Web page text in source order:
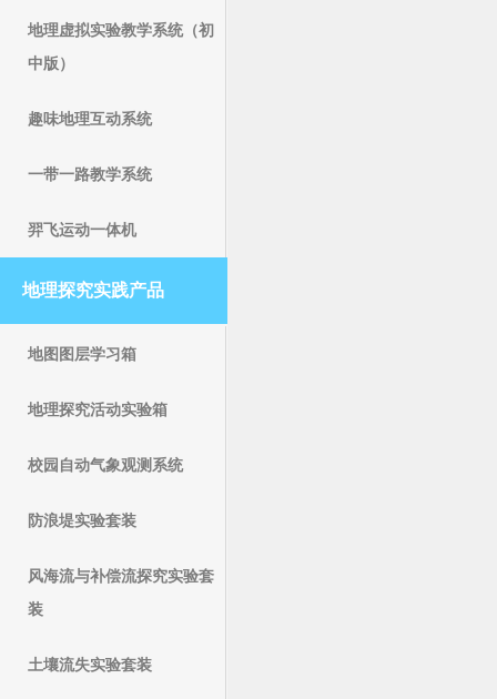
地理虚拟实验教学系统（初
中版）
趣味地理互动系统
一带一路教学系统
羿飞运动一体机
地理探究实践产品
地图图层学习箱
地理探究活动实验箱
校园自动气象观测系统
防浪堤实验套装
风海流与补偿流探究实验套
装
土壤流失实验套装